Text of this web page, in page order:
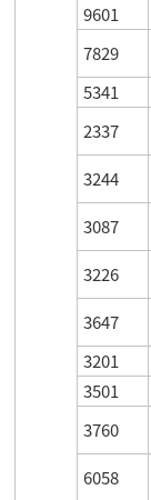
9601
7829
5341
2337
3244
3087
3226
3647
3201
3501
3760
6058